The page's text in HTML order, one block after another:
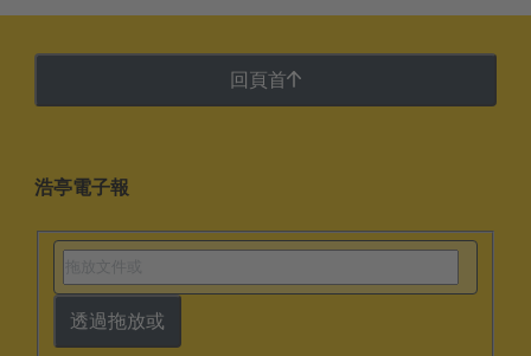
回頁首
浩亭電子報
透過拖放或